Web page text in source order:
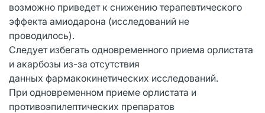
возможно приведет к снижению терапевтического
эффекта амиодарона (исследований не
проводилось).
Следует избегать одновременного приема орлистата
и акарбозы из-за отсутствия
данных фармакокинетических исследований.
При одновременном приеме орлистата и
противоэпилептических препаратов